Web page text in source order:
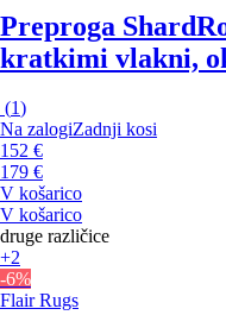
Preproga Shard
kratkimi vlakni,
(1)
Na zalogiZadnji kosi
152 €
179 €
V košarico
V košarico
druge različice
+2
-6%
Flair Rugs